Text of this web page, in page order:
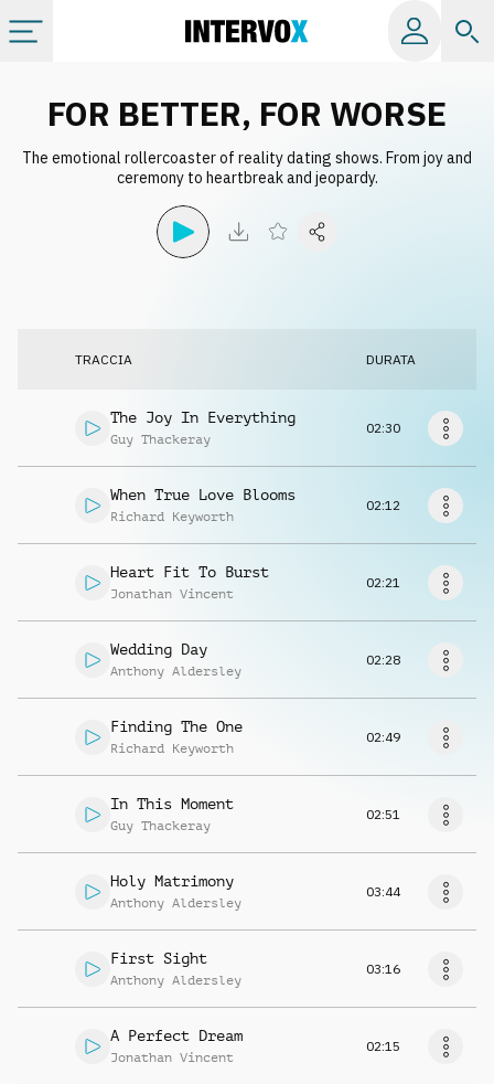
Album
Licenze
Info
Richiedi musica
FOR BETTER, FOR WORSE
The emotional rollercoaster of reality dating shows. From joy and
ceremony to heartbreak and jeopardy.
TRACCIA DURATA
The Joy In Everything
Guy Thackeray
02:30
When True Love Blooms
Richard Keyworth
02:12
Heart Fit To Burst
Jonathan Vincent
02:21
Wedding Day
Anthony Aldersley
02:28
Finding The One
Richard Keyworth
02:49
In This Moment
Guy Thackeray
02:51
Holy Matrimony
Anthony Aldersley
03:44
First Sight
Anthony Aldersley
03:16
A Perfect Dream
Jonathan Vincent
02:15